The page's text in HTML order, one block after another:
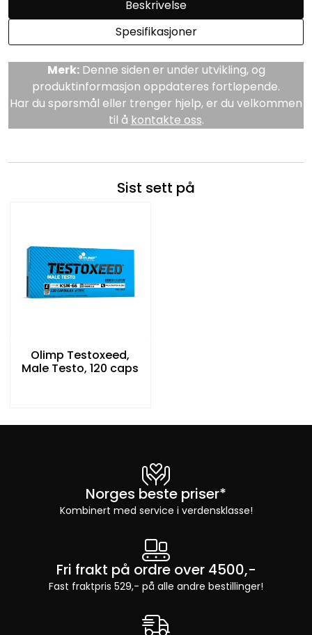
Beskrivelse
Spesifikasjoner
Merk:Denne siden er under utvikling, og
produktinformasjon oppdateres fortløpende.
Har du spørsmål eller trenger hjelp, er du velkommen
til å kontakte oss.
Sist sett på
Olimp Testoxeed,
Male Testo, 120 caps
Norges beste priser*
Kombinert med service i verdensklasse!
Fri frakt på ordre over 4500,-
Fast fraktpris 529,- på alle andre bestillinger!